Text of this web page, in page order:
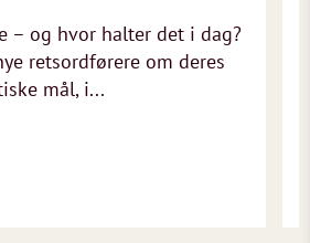
– og hvor halter det i dag?
retsordførere om deres
mål, i...